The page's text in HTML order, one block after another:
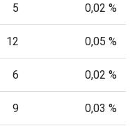
5 0,02 %
12 0,05 %
6 0,02 %
9 0,03 %